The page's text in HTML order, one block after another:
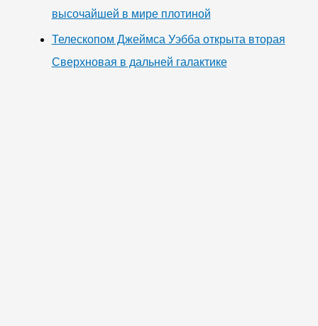
высочайшей в мире плотиной
Телескопом Джеймса Уэбба открыта вторая
Сверхновая в дальней галактике